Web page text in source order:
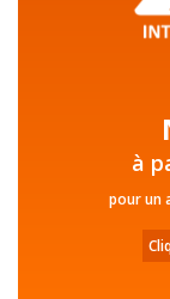
à
pour un